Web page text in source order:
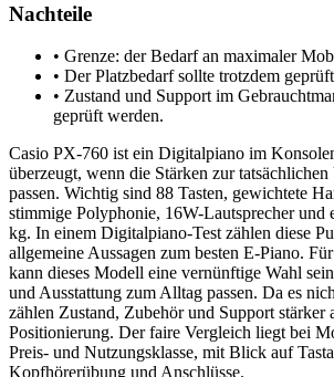
Nachteile
• Grenze: der Bedarf an maximaler
• Der Platzbedarf sollte trotzdem
• Zustand und Support im
geprüft werden.
Casio PX-760 ist ein Digitalpiano im
überzeugt, wenn die Stärken zur
passen. Wichtig sind 88 Tasten, gewichtete
stimmige Polyphonie, 16W-Lautsprecher
kg. In einem Digitalpiano-Test zählen diese
allgemeine Aussagen zum besten E-Piano.
kann dieses Modell eine vernünftige Wahl
und Ausstattung zum Alltag passen. Da es
zählen Zustand, Zubehör und Support stärker
Positionierung. Der faire Vergleich liegt bei
Preis- und Nutzungsklasse, mit Blick auf
Kopfhörerübung und Anschlüsse.